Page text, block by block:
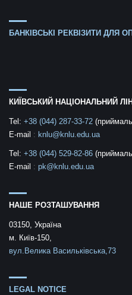
БАНКІВСЬКІ РЕКВІЗИТИ ДЛЯ
КИЇВСЬКИЙ НАЦІОНАЛЬНИЙ
Tel: +38 (044) 287-33-72
E-mail : knlu@knlu.edu.ua
Tel: +38 (044) 529-82-86
E-mail : pk@knlu.edu.ua
НАШЕ РОЗТАШУВАННЯ
03150, Україна
м. Київ-150,
вул.Велика Васильківська,73
LEGAL NOTICE